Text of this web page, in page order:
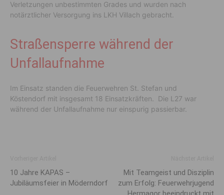
Verletzungen unbestimmten Grades und wurden nach
notärztlicher Versorgung ins LKH Villach gebracht.
Straßensperre während der
Unfallaufnahme
Im Einsatz standen die Feuerwehren St. Stefan und
Köstendorf mit insgesamt 18 Einsatzkräften. Die L27 war
während der Unfallaufnahme nur einspurig passierbar.
10 Jahre KAPAS –
Jubiläumsfeier in Möderndorf
Mit Teamgeist und Disziplin
zum Erfolg: Feuerwehrjugend